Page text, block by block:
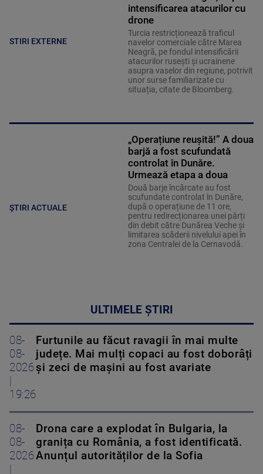
STIRI EXTERNE
intensificarea atacurilor cu
drone
Turcia restricționează traficul
navelor comerciale către Marea
Neagră, pe fondul intensificării
atacurilor rusești și ucrainene
asupra vaselor din regiune, potrivit
unor surse familiarizate cu
situația, citate de Bloomberg.
ȘTIRI ACTUALE
„Operațiune reușită!” A doua
barjă a fost scufundată
controlat în Dunăre.
Urmează etapa a doua
Două barje încărcate au fost
scufundate controlat în Dunăre,
după o operațiune de 11 ore,
pentru redirecționarea unei părți
din debit către Dunărea Veche și
limitarea scăderii nivelului apei în
zona Centralei de la Cernavodă.
ULTIMELE ȘTIRI
08-
08-
2026
19:26
Furtunile au făcut ravagii în mai multe
județe. Mai mulți copaci au fost doborâți
și zeci de mașini au fost avariate
08-
08-
2026
Drona care a explodat în Bulgaria, la
granița cu România, a fost identificată.
Anunțul autorităților de la Sofia